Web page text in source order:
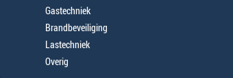
Gastechniek
Brandbeveiliging
Lastechniek
Overig